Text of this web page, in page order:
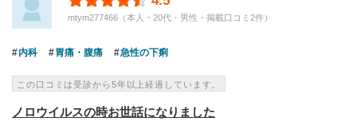
mtym277466（本人・20代・男性・掲載口コミ2件）
内科 胃痛・腹痛 急性の下痢
この口コミは受診から5年以上経過しています。
ノロウイルスの時お世話になりました